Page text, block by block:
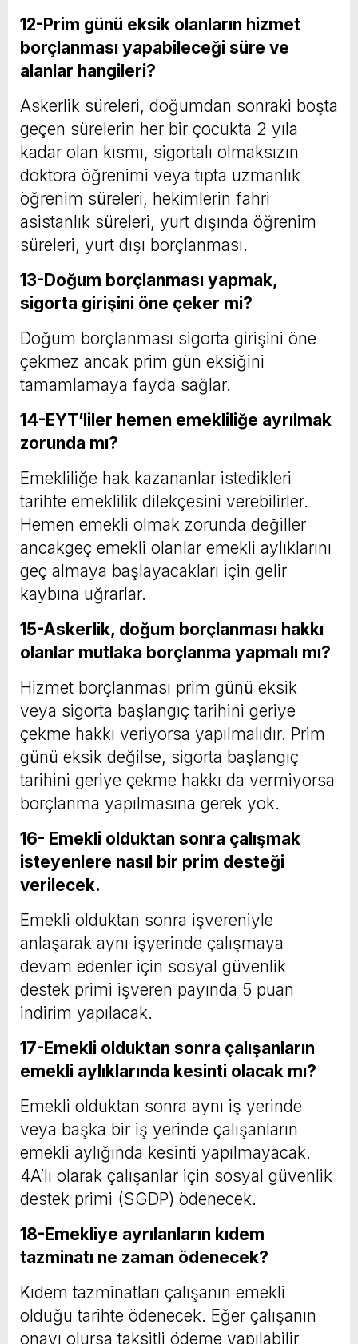
12-Prim günü eksik olanların hizmet
borçlanması yapabile­ceği süre ve
alanlar hangileri?
Askerlik süreleri, doğumdan sonraki boşta
geçen sürelerin her bir çocukta 2 yıla
kadar olan kısmı, sigortalı olmaksızın
doktora öğrenimi veya tıpta uzmanlık
öğrenim sürele­ri, hekimlerin fahri
asistanlık süreleri, yurt dı­şında öğrenim
süreleri, yurt dışı borçlanması.
13-Doğum borçlanması yapmak,
sigorta girişini öne çeker mi?
Doğum borçlanması sigorta girişini öne
çekmez ancak prim gün eksiğini
tamamlamaya fayda sağlar.
14-EYT’liler hemen emekliliğe ayrılmak
zorunda mı?
Emekliliğe hak kazananlar istedikleri
tarihte emeklilik dilekçesini verebilirler.
Hemen emekli olmak zorunda değiller
ancakgeç emekli olanlar emekli aylıklarını
geç almaya başlayacakları için gelir
kaybına uğrarlar.
15-Askerlik, doğum borçlanması hakkı
olanlar mutlaka borçlanma yapmalı mı?
Hizmet borçlanması prim günü eksik
veya sigorta başlangıç tarihini geriye
çekme hakkı veriyorsa yapılmalıdır. Prim
günü eksik değilse, sigorta başlangıç
tarihini geriye çekme hakkı da vermiyorsa
borçlanma yapılmasına gerek yok.
16- Emekli olduktan sonra çalışmak
isteyenlere nasıl bir prim desteği
verilecek.
Emekli olduktan sonra işvereniyle
anlaşarak aynı işyerinde çalışmaya
devam edenler için sosyal güvenlik
destek primi işveren payında 5 puan
indirim yapılacak.
17-Emekli olduktan sonra çalışanların
emekli aylıklarında kesinti olacak mı?
Emekli olduktan sonra aynı iş yerinde
veya başka bir iş yerinde çalışanların
emekli aylığında kesinti yapılmayacak.
4A’lı olarak çalışanlar için sosyal güvenlik
destek primi (SGDP) ödenecek.
18-Emekliye ayrılanların kıdem
tazminatı ne zaman ödenecek?
Kıdem tazminatları çalışanın emekli
olduğu tarihte ödenecek. Eğer çalışanın
onayı olursa taksitli ödeme yapılabilir